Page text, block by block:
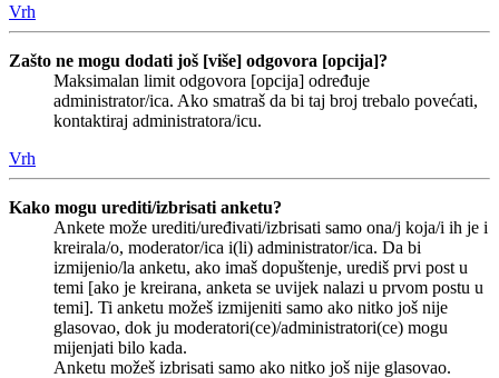
Vrh
Zašto ne mogu dodati još [više] odgovora [opcija]?
Maksimalan limit odgovora [opcija] određuje
administrator/ica. Ako smatraš da bi taj broj trebalo povećati,
kontaktiraj administratora/icu.
Vrh
Kako mogu urediti/izbrisati anketu?
Ankete može urediti/uređivati/izbrisati samo ona/j koja/i ih je i
kreirala/o, moderator/ica i(li) administrator/ica. Da bi
izmijenio/la anketu, ako imaš dopuštenje, urediš prvi post u
temi [ako je kreirana, anketa se uvijek nalazi u prvom postu u
temi]. Ti anketu možeš izmijeniti samo ako nitko još nije
glasovao, dok ju moderatori(ce)/administratori(ce) mogu
mijenjati bilo kada.
Anketu možeš izbrisati samo ako nitko još nije glasovao.